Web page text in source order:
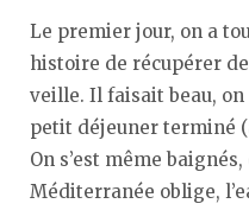
Le premier jour, on a
histoire de récupérer
veille. Il faisait beau,
petit déjeuner terminé
On s’est même
Méditerranée oblige,